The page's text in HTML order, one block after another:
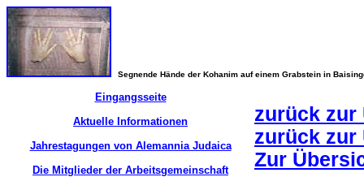
Segnende Hände der Kohanim auf einem Grabstein in
Eingangsseite
Aktuelle Informationen
Jahrestagungen von Alemannia Judaica
Die Mitglieder der Arbeitsgemeinschaft
zurück zur
zurück zur
Zur